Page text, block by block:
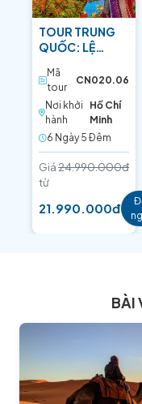
TOUR TRUNG
QUỐC: LỆ
SHANGRI-LA:
TIỂU TÂY TẠNG
Mã
tour
CN020.06
Nơi khởi
hành
Hồ Chí
Minh
6 Ngày 5 Ðêm
Giá
từ
24.990.000đ
21.990.000đ
BÀI